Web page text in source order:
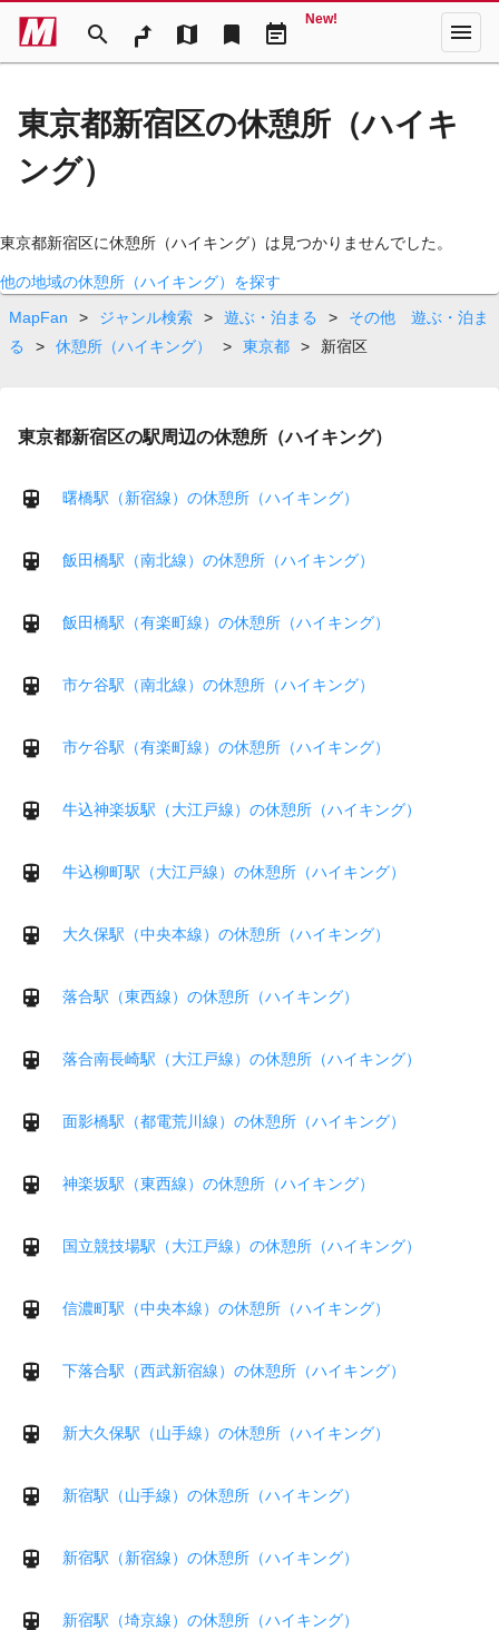
search map bookmark event_note
New! menu
東京都新宿区の休憩所（ハイキ
ング）
東京都新宿区に休憩所（ハイキング）は見つかりませんでした。
他の地域の休憩所（ハイキング）を探す
MapFan
> ジャンル検索 > 遊ぶ・泊まる >
その他 遊ぶ・泊ま
る
> 休憩所（ハイキング） > 東京都 > 新宿区
東京都新宿区の駅周辺の休憩所（ハイキング）
曙橋駅（新宿線）の休憩所（ハイキング）
飯田橋駅（南北線）の休憩所（ハイキング）
飯田橋駅（有楽町線）の休憩所（ハイキング）
市ケ谷駅（南北線）の休憩所（ハイキング）
市ケ谷駅（有楽町線）の休憩所（ハイキング）
牛込神楽坂駅（大江戸線）の休憩所（ハイキング）
牛込柳町駅（大江戸線）の休憩所（ハイキング）
大久保駅（中央本線）の休憩所（ハイキング）
落合駅（東西線）の休憩所（ハイキング）
落合南長崎駅（大江戸線）の休憩所（ハイキング）
面影橋駅（都電荒川線）の休憩所（ハイキング）
神楽坂駅（東西線）の休憩所（ハイキング）
国立競技場駅（大江戸線）の休憩所（ハイキング）
信濃町駅（中央本線）の休憩所（ハイキング）
下落合駅（西武新宿線）の休憩所（ハイキング）
新大久保駅（山手線）の休憩所（ハイキング）
新宿駅（山手線）の休憩所（ハイキング）
新宿駅（新宿線）の休憩所（ハイキング）
新宿駅（埼京線）の休憩所（ハイキング）